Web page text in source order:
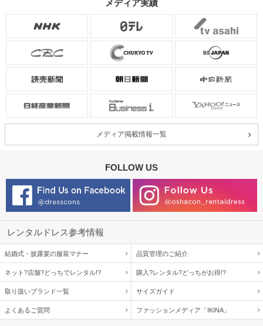
メディア実績
メディア掲載情報一覧
FOLLOW US
レンタルドレス参考情報
結婚式・披露宴の服装マナー 品質管理のご紹介
ネット?店舗?どっちでレンタル!? 購入?レンタル?どっちがお得!?
取り扱いブランド一覧 サイズガイド
よくあるご質問 ファッションメディア「IKINA」